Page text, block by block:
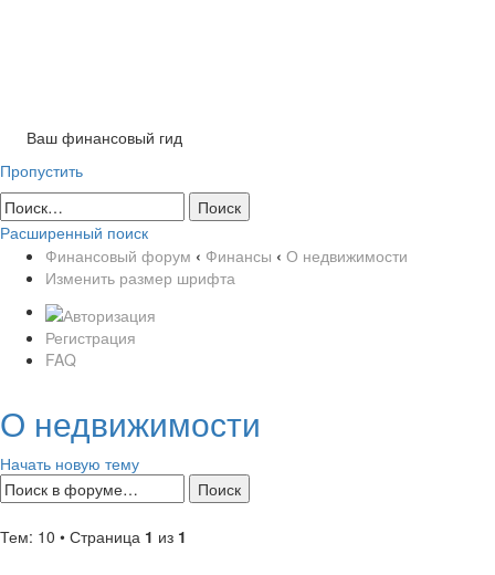
Ваш финансовый гид
Пропустить
Расширенный поиск
Финансовый форум ‹ Финансы ‹ О недвижимости
Изменить размер шрифта
Регистрация
FAQ
О недвижимости
Начать новую тему
Тем: 10 • Страница 1 из 1